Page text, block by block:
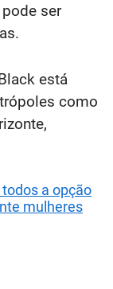
ser
está
como
a opção
mulheres